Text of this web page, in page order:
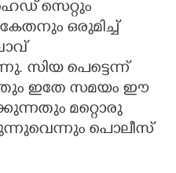
സെറ്റും
ഒരുമിച്ച്
സിയ പെട്ടെന്ന്
ഇതേ സമയം ഈ
മറ്റൊരു
പൊലീസ്